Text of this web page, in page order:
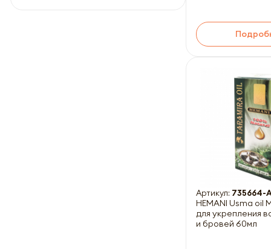
Артикул: 735664-
HEMANI Usma oil
для укрепления
и бровей 60мл